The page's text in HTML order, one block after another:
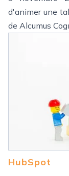
d'animer une
de Alcumus
HubSpot